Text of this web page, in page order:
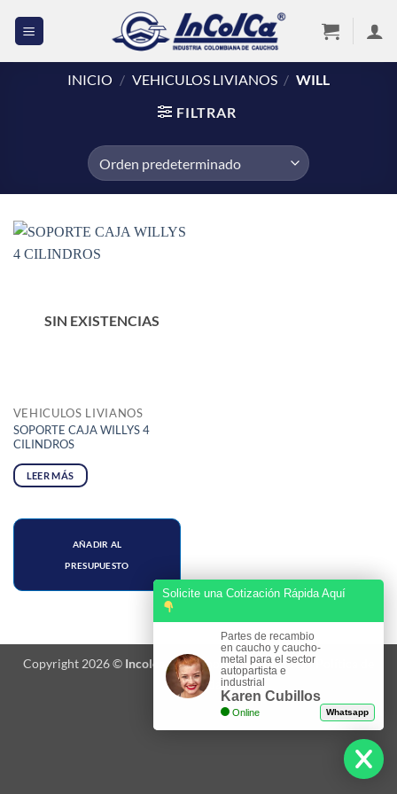
INICIO / VEHICULOS LIVIANOS / WILL
FILTRAR
SIN EXISTENCIAS
VEHICULOS LIVIANOS
SOPORTE CAJA WILLYS 4
CILINDROS
LEER MÁS
AÑADIR AL
PRESUPUESTO
Copyright 2026 © Incolca -Términos y Condiciones-
Privacidad
Solicite una Cotización Rápida Aquí
Partes de recambio
en caucho y caucho-
metal para el sector
autopartista e
industrial
Karen Cubillos
Online Whatsapp